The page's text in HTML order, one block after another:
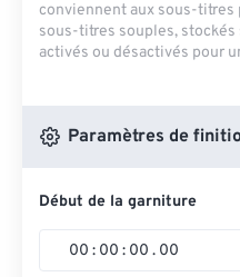
conviennent aux sous-titres
sous-titres souples,
activés ou désactivés pour
Paramètres de
Début de la garniture
00 : 00 : 00 . 00